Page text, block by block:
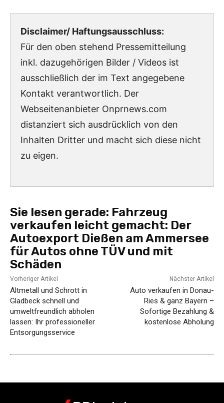
Disclaimer/ Haftungsausschluss:
Für den oben stehend Pressemitteilung
inkl. dazugehörigen Bilder / Videos ist
ausschließlich der im Text angegebene
Kontakt verantwortlich. Der
Webseitenanbieter Onprnews.com
distanziert sich ausdrücklich von den
Inhalten Dritter und macht sich diese nicht
zu eigen.
Sie lesen gerade: Fahrzeug
verkaufen leicht gemacht: Der
Autoexport Dießen am Ammersee
für Autos ohne TÜV und mit
Schäden
Vorheriger Artikel
Altmetall und Schrott in
Gladbeck schnell und
umweltfreundlich abholen
lassen: Ihr professioneller
Entsorgungsservice
Nächster Artikel
Auto verkaufen in Donau-
Ries & ganz Bayern –
Sofortige Bezahlung &
kostenlose Abholung